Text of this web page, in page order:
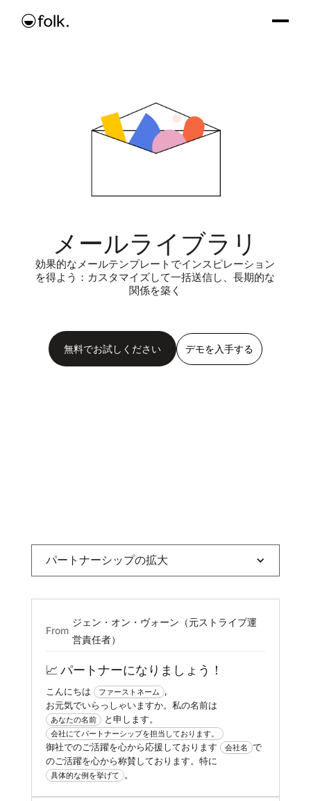
メールライブラリ
効果的なメールテンプレートでインスピレーション
を得よう：カスタマイズして一括送信し、長期的な
関係を築く
無料でお試しください デモを入手する
パートナーシップの拡大
From
ジェン・オン・ヴォーン（元ストライプ運
営責任者）
📈 パートナーになりましょう！
こんにちは ファーストネーム ,
お元気でいらっしゃいますか。私の名前は
あなたの名前 と申します。
会社にてパートナーシップを担当しております。
御社でのご活躍を心から応援しております 会社名 で
のご活躍を心から称賛しております。特に
具体的な例を挙げて 。